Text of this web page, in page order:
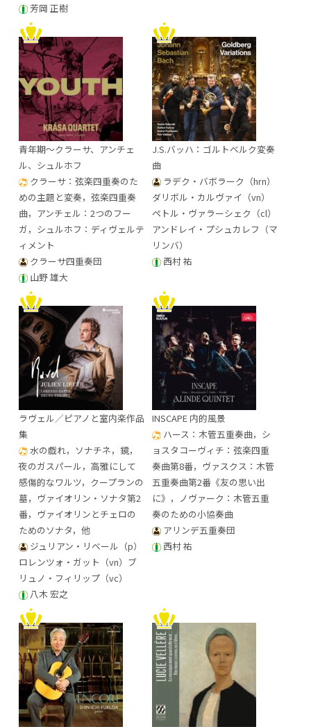
芳岡 正樹
青年期～クラーサ、アンチェ
ル、シュルホフ
クラーサ：弦楽四重奏のた
めの主題と変奏，弦楽四重奏
曲，アンチェル：2つのフー
ガ，シュルホフ：ディヴェルテ
ィメント
クラーサ四重奏団
山野 雄大
J.S.バッハ：ゴルトベルク変奏
曲
ラデク・バボラーク（hrn）
ダリボル・カルヴァイ（vn）
ペトル・ヴァラーシェク（cl）
アンドレイ・プシュカレフ（マ
リンバ）
西村 祐
ラヴェル／ピアノと室内楽作品
集
水の戯れ，ソナチネ，鏡，
夜のガスパール，高雅にして
感傷的なワルツ，クープランの
墓，ヴァイオリン・ソナタ第2
番，ヴァイオリンとチェロの
ためのソナタ，他
ジュリアン・リベール（p）
ロレンツォ・ガット（vn）ブ
リュノ・フィリップ（vc）
八木 宏之
INSCAPE 内的風景
ハース：木管五重奏曲，シ
ョスタコーヴィチ：弦楽四重
奏曲第8番，ヴァスクス：木管
五重奏曲第2番《友の思い出
に》，ノヴァーク：木管五重
奏のための小協奏曲
アリンデ五重奏団
西村 祐